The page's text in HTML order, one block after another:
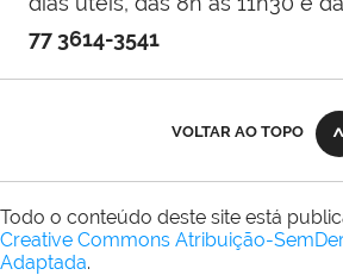
77 3614-3541
VOLTAR AO TOPO
Todo o conteúdo deste site está
Creative Commons Atribuição-
Adaptada.